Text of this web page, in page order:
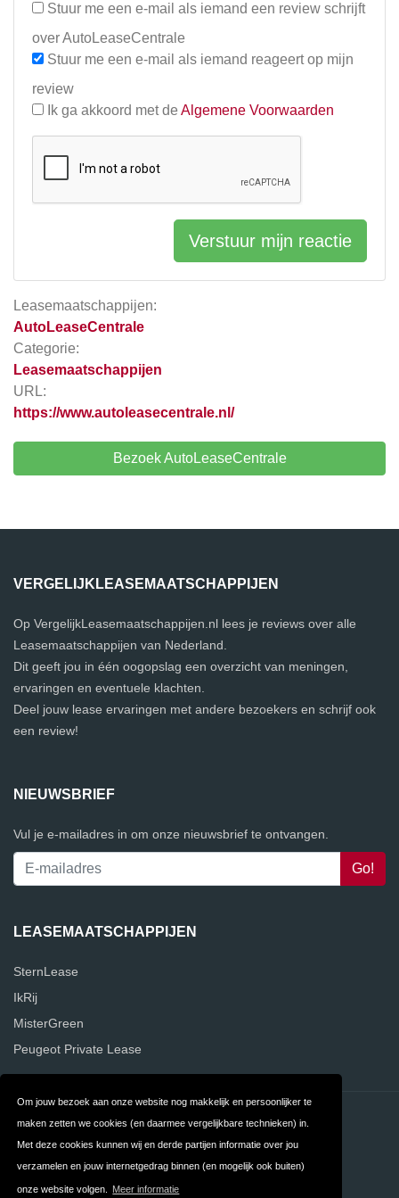
Om jouw bezoek aan onze website nog makkelijk en persoonlijker te
maken zetten we cookies (en daarmee vergelijkbare technieken) in.
Met deze cookies kunnen wij en derde partijen informatie over jou
verzamelen en jouw internetgedrag binnen (en mogelijk ook buiten)
onze website volgen. Meer informatie
Leasemaatschappijen:
AutoLeaseCentrale
Categorie:
Leasemaatschappijen
URL:
https://www.autoleasecentrale.nl/
Bezoek AutoLeaseCentrale
Stuur me een e-mail als iemand een review schrijft
over AutoLeaseCentrale
Stuur me een e-mail als iemand reageert op mijn
review
Ik ga akkoord met de Algemene Voorwaarden
Verstuur mijn reactie
VERGELIJKLEASEMAATSCHAPPIJEN
Op VergelijkLeasemaatschappijen.nl lees je reviews over alle
Leasemaatschappijen van Nederland.
Dit geeft jou in één oogopslag een overzicht van meningen,
ervaringen en eventuele klachten.
Deel jouw lease ervaringen met andere bezoekers en schrijf ook
een review!
NIEUWSBRIEF
Vul je e-mailadres in om onze nieuwsbrief te ontvangen.
LEASEMAATSCHAPPIJEN
SternLease
IkRij
MisterGreen
Peugeot Private Lease
Contact Privacy
Algemene FAQ